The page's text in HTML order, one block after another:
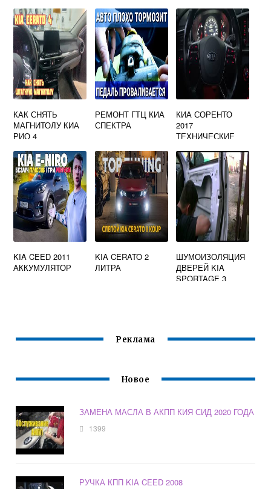
КАК СНЯТЬ
МАГНИТОЛУ КИА
РИО 4
РЕМОНТ ГТЦ КИА
СПЕКТРА
КИА СОРЕНТО
2017
ТЕХНИЧЕСКИЕ
И
KIA CEED 2011
АККУМУЛЯТОР
KIA CERATO 2
ЛИТРА
ШУМОИЗОЛЯЦИЯ
ДВЕРЕЙ KIA
SPORTAGE 3
Реклама
Новое
ЗАМЕНА МАСЛА В АКПП КИЯ СИД 2020 ГОДА
1399
РУЧКА КПП KIA CEED 2008